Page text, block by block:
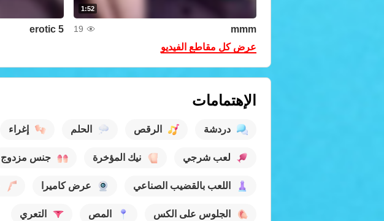
1:52
mmm
19
erotic 5
عرض كل مقاطع الفيديو
الإهتمامات
دردشة الرقص الحلم إغراء
لعب شرجي نيك المؤخرة جنس مزدوج
اللعب بالقضيب الصناعي عرض كاميرا
الجلوس على الكس المص التعري